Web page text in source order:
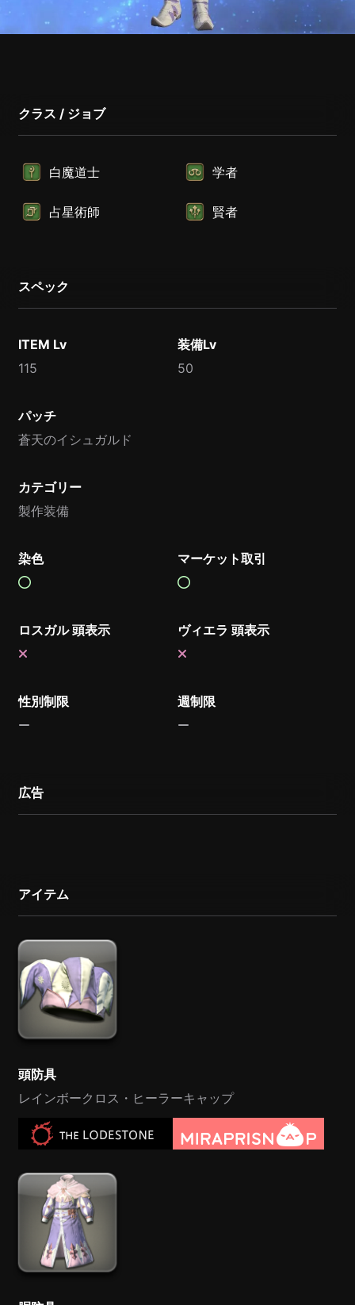
クラス / ジョブ
白魔道士 学者
占星術師 賢者
スペック
ITEM Lv
115
装備Lv
50
パッチ
蒼天のイシュガルド
カテゴリー
製作装備
染色 マーケット取引
ロスガル 頭表示 ヴィエラ 頭表示
性別制限 週制限
広告
アイテム
頭防具
レインボークロス・ヒーラーキャップ